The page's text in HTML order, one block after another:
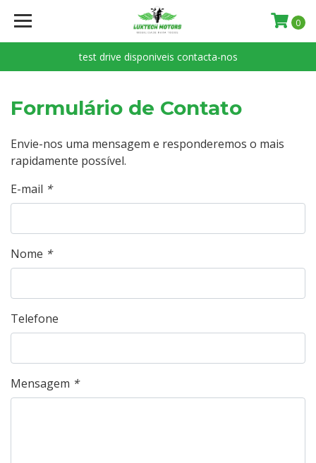
test drive disponiveis contacta-nos
0
Formulário de Contato
Envie-nos uma mensagem e responderemos o mais
rapidamente possível.
E-mail *
Nome *
Telefone
Mensagem *